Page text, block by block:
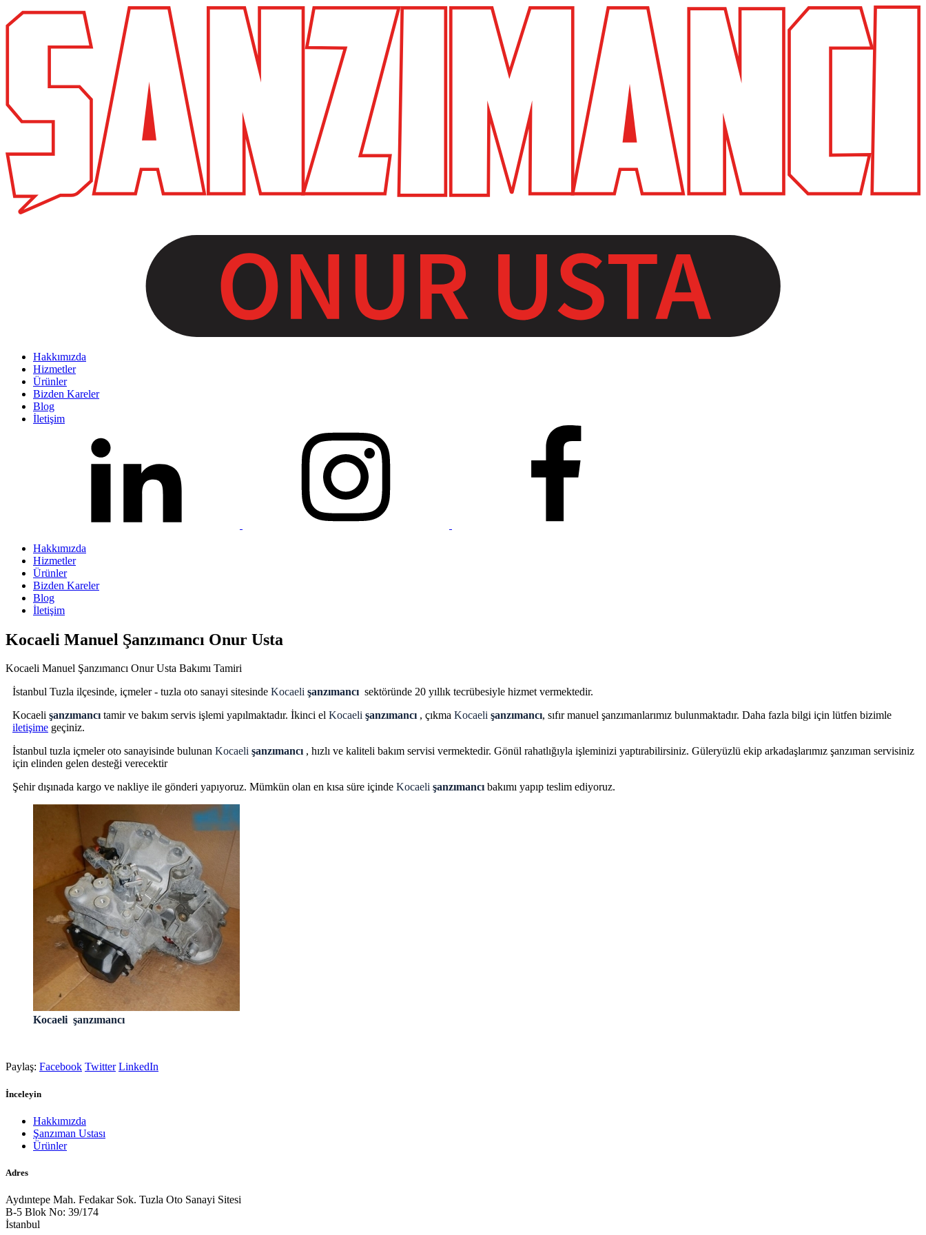
Hakkımızda
Hizmetler
Ürünler
Bizden Kareler
Blog
İletişim
Hakkımızda
Hizmetler
Ürünler
Bizden Kareler
Blog
İletişim
Kocaeli Manuel Şanzımancı Onur Usta
Kocaeli Manuel Şanzımancı Onur Usta Bakımı Tamiri
İstanbul Tuzla ilçesinde, içmeler - tuzla oto sanayi sitesinde Kocaeli şanzımancı sektöründe 20 yıllık tecrübesiyle hizmet vermektedir.
Kocaeli şanzımancı tamir ve bakım servis işlemi yapılmaktadır. İkinci el Kocaeli şanzımancı , çıkma Kocaeli şanzımancı, sıfır manuel şanzımanlarımız bulunmaktadır. Daha fazla bilgi için lütfen bizimle
iletişime geçiniz.
İstanbul tuzla içmeler oto sanayisinde bulunan Kocaeli şanzımancı , hızlı ve kaliteli bakım servisi vermektedir. Gönül rahatlığıyla işleminizi yaptırabilirsiniz. Güleryüzlü ekip arkadaşlarımız şanzıman servisiniz
için elinden gelen desteği verecektir
Şehir dışınada kargo ve nakliye ile gönderi yapıyoruz. Mümkün olan en kısa süre içinde Kocaeli şanzımancıbakımı yapıp teslim ediyoruz.
Kocaeli şanzımancı
Paylaş: Facebook Twitter LinkedIn
İnceleyin
Hakkımızda
Şanzıman Ustası
Ürünler
Adres
Aydıntepe Mah. Fedakar Sok. Tuzla Oto Sanayi Sitesi
B-5 Blok No: 39/174
İstanbul